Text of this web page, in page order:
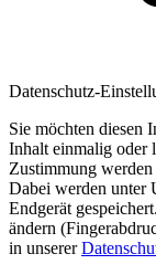
Datenschutz-
Sie möchten diesen
Inhalt einmalig oder
Zustimmung
Dabei werden unter
Endgerät
ändern
in unserer